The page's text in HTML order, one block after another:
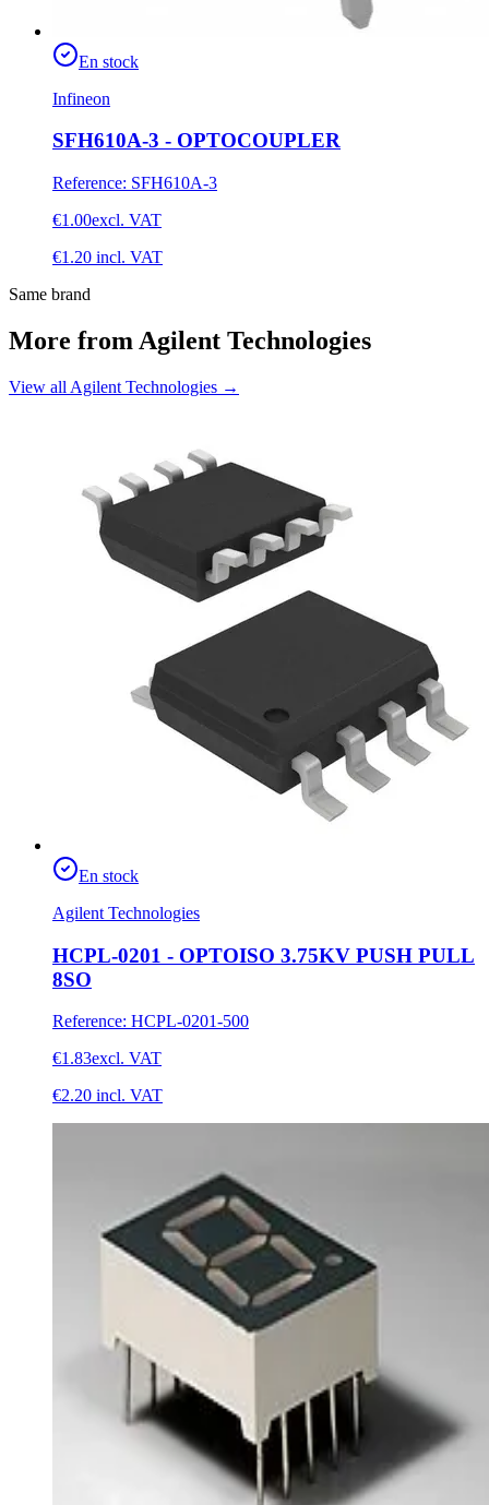
En stock
Infineon
SFH610A-3 - OPTOCOUPLER
Reference: SFH610A-3
€1.00excl. VAT
€1.20 incl. VAT
Same brand
More from Agilent Technologies
View all Agilent Technologies →
En stock
Agilent Technologies
HCPL-0201 - OPTOISO 3.75KV PUSH PULL
8SO
Reference: HCPL-0201-500
€1.83excl. VAT
€2.20 incl. VAT